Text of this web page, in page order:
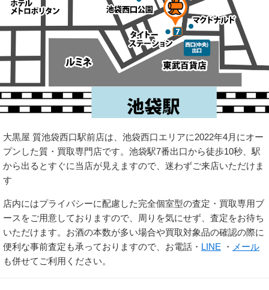
大黒屋 質池袋西口駅前店は、池袋西口エリアに2022年4月にオー
プンした質・買取専門店です。池袋駅7番出口から徒歩10秒、駅
から出るとすぐに当店が見えますので、迷わずご来店いただけま
す
店内にはプライバシーに配慮した完全個室型の査定・買取専用ブ
ースをご用意しておりますので、周りを気にせず、査定をお待ち
いただけます。お酒の本数が多い場合や買取対象品の確認の際に
便利な事前査定も承っておりますので、お電話・ LINE ・ メール
も併せてご利用ください。